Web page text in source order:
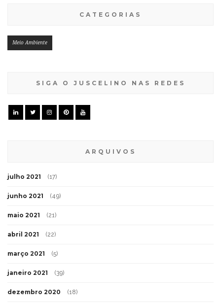
CATEGORIAS
Meio Ambiente
SIGA O JUSCELINO NAS REDES
ARQUIVOS
julho 2021 (17)
junho 2021 (49)
maio 2021 (21)
abril 2021 (22)
março 2021 (5)
janeiro 2021 (39)
dezembro 2020 (18)